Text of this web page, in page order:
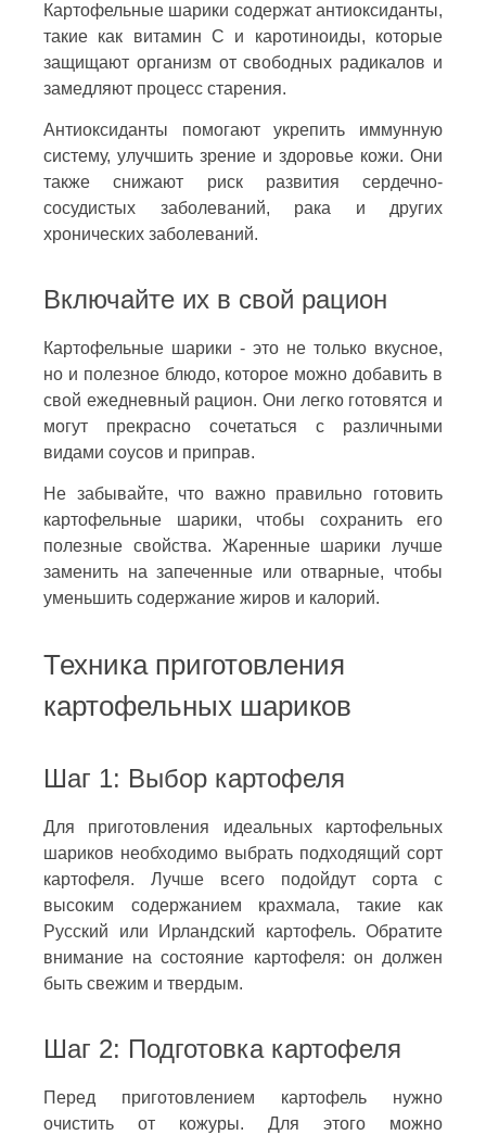
Картофельные шарики содержат антиоксиданты,
такие как витамин C и каротиноиды, которые
защищают организм от свободных радикалов и
замедляют процесс старения.
Антиоксиданты помогают укрепить иммунную
систему, улучшить зрение и здоровье кожи. Они
также снижают риск развития сердечно-
сосудистых заболеваний, рака и других
хронических заболеваний.
Включайте их в свой рацион
Картофельные шарики - это не только вкусное,
но и полезное блюдо, которое можно добавить в
свой ежедневный рацион. Они легко готовятся и
могут прекрасно сочетаться с различными
видами соусов и приправ.
Не забывайте, что важно правильно готовить
картофельные шарики, чтобы сохранить его
полезные свойства. Жаренные шарики лучше
заменить на запеченные или отварные, чтобы
уменьшить содержание жиров и калорий.
Техника приготовления
картофельных шариков
Шаг 1: Выбор картофеля
Для приготовления идеальных картофельных
шариков необходимо выбрать подходящий сорт
картофеля. Лучше всего подойдут сорта с
высоким содержанием крахмала, такие как
Русский или Ирландский картофель. Обратите
внимание на состояние картофеля: он должен
быть свежим и твердым.
Шаг 2: Подготовка картофеля
Перед приготовлением картофель нужно
очистить от кожуры. Для этого можно